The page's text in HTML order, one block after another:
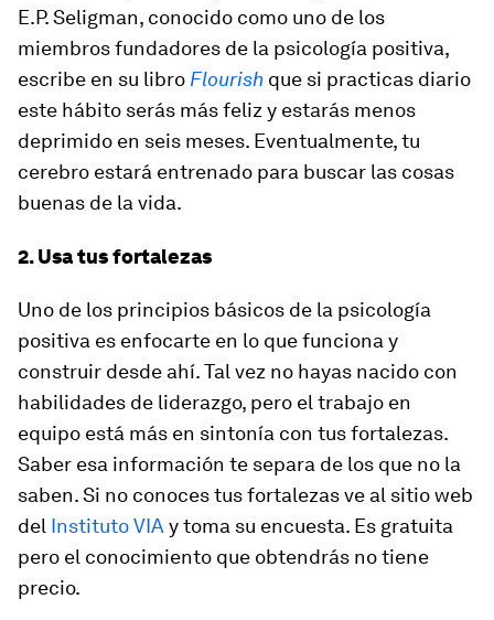
E.P. Seligman, conocido como uno de los
miembros fundadores de la psicología positiva,
escribe en su libro Flourish que si practicas diario
este hábito serás más feliz y estarás menos
deprimido en seis meses. Eventualmente, tu
cerebro estará entrenado para buscar las cosas
buenas de la vida.
2. Usa tus fortalezas
Uno de los principios básicos de la psicología
positiva es enfocarte en lo que funciona y
construir desde ahí. Tal vez no hayas nacido con
habilidades de liderazgo, pero el trabajo en
equipo está más en sintonía con tus fortalezas.
Saber esa información te separa de los que no la
saben. Si no conoces tus fortalezas ve al sitio web
del Instituto VIA y toma su encuesta. Es gratuita
pero el conocimiento que obtendrás no tiene
precio.